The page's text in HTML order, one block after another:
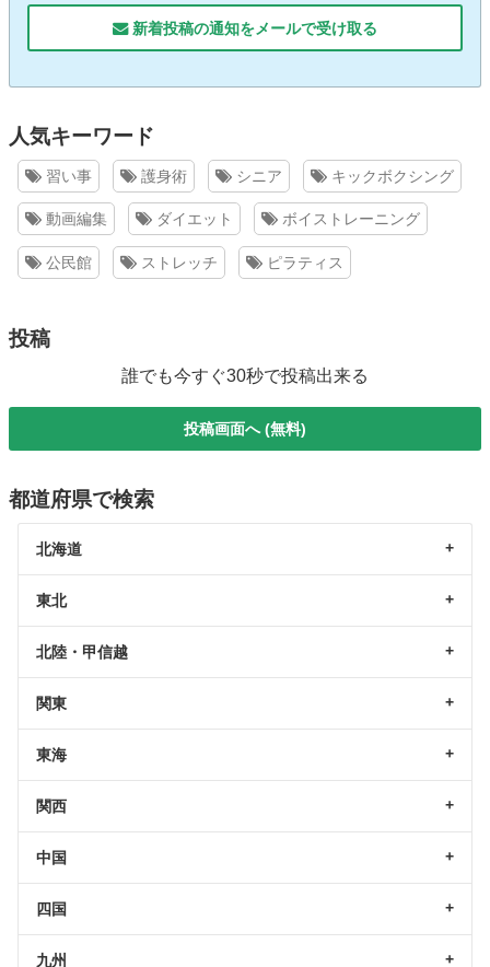
新着投稿の通知をメールで受け取る
人気キーワード
習い事 護身術 シニア キックボクシング
動画編集 ダイエット ボイストレーニング
公民館 ストレッチ ピラティス
投稿
誰でも今すぐ30秒で投稿出来る
投稿画面へ (無料)
都道府県で検索
北海道
東北
北陸・甲信越
関東
東海
関西
中国
四国
九州